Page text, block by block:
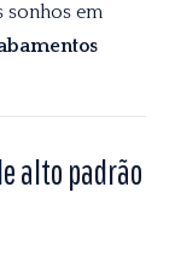
sonhos em
alto padrão